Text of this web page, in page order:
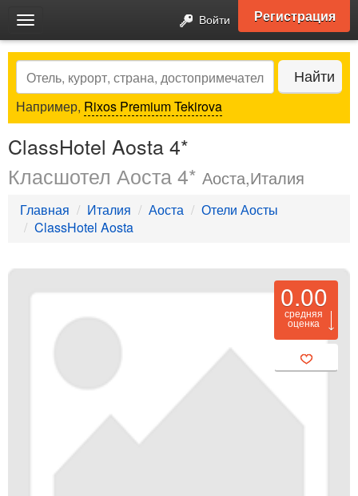
Toggle
navigation
Войти Регистрация
Search Найти
Например, Rixos Premium Tekirova
ClassHotel Aosta 4*
Класшотел Аоста 4* Аоста,Италия
Главная Италия Аоста
Отели Аосты
ClassHotel Aosta
0.00
средняя
оценка